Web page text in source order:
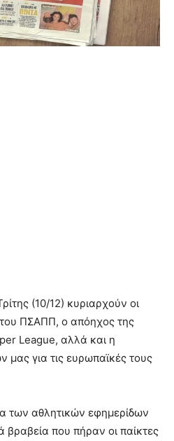
(10/12) κυριαρχούν οι
του ΠΣΑΠΠ, ο απόηχος της
League, αλλά και η
μας για τις ευρωπαϊκές τους
των αθλητικών εφημερίδων
που πήραν οι παίκτες